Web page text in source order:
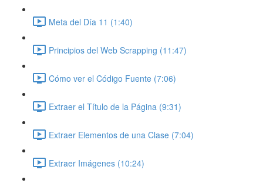
Meta del Día 11 (1:40)
Principios del Web Scrapping (11:47)
Cómo ver el Código Fuente (7:06)
Extraer el Título de la Página (9:31)
Extraer Elementos de una Clase (7:04)
Extraer Imágenes (10:24)